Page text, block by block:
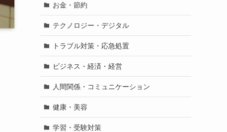
お金・節約
テクノロジー・デジタル
トラブル対策・応急処置
ビジネス・経済・経営
人間関係・コミュニケーション
健康・美容
学習・受験対策